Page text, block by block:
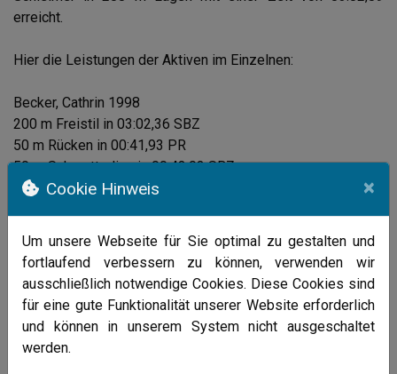
erreicht.
Hier die Leistungen der Aktiven im Einzelnen:
Becker, Cathrin 1998
200 m Freistil in 03:02,36 SBZ
50 m Rücken in 00:41,93 PR
50 m Schmetterling in 00:43,03 SBZ
100 m Schmetterling in 01:40,28 PR
100 m Freistil in 01:02,18
100 m Rücken in 01:15,21
50 m Rücken in 00:34,03
50 m Schmetterling in 00:30,02 VR
50 m Freistil in 00:27,33
50 m Brust in 00:39,60 PR
Cookie Hinweis ×
Um unsere Webseite für Sie optimal zu gestalten und
fortlaufend verbessern zu können, verwenden wir
ausschließlich notwendige Cookies. Diese Cookies sind
für eine gute Funktionalität unserer Website erforderlich
und können in unserem System nicht ausgeschaltet
werden.